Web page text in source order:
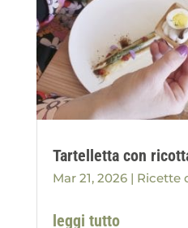
Tartelletta con
Mar 21, 2026| Ricette
leggi tutto